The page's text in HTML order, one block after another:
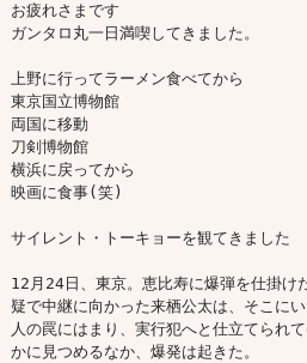
お疲れさまです
ガンタロ丸一日満喫してきました。
上野に行ってラーメン食べてから
東京国立博物館
両国に移動
刀剣博物館
横浜に戻ってから
映画に食事(笑)
サイレント・トーキョーを観てきました
12月24日、東京。恵比寿に爆弾を仕掛け
疑で中継に向かった来栖公太は、そこに
人の罠にはまり、実行犯へと仕立てられ
かに見つめるなか、爆発は起きた。